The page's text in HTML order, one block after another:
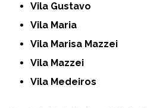
Vila Gustavo
Vila Maria
Vila Marisa Mazzei
Vila Mazzei
Vila Medeiros